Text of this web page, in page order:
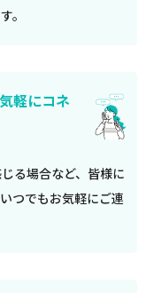
。
軽にコネ
る場合など、皆様に
つでもお気軽にご連